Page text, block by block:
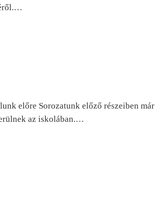
előre Sorozatunk előző részeiben már
az iskolában.…